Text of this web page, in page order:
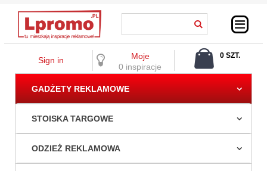
Sign in
Moje
0 inspiracje
0 SZT.
GADŻETY REKLAMOWE
STOISKA TARGOWE
ODZIEŻ REKLAMOWA